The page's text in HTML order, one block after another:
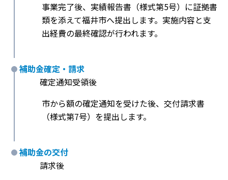
事業完了後、実績報告書（様式第5号）に証拠書
類を添えて福井市へ提出します。実施内容と支
出経費の最終確認が行われます。
補助金確定・請求
確定通知受領後
市から額の確定通知を受けた後、交付請求書
（様式第7号）を提出します。
補助金の交付
請求後